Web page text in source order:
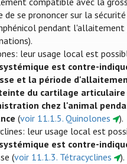
de se prononcer sur la
pendant l'allaitement
leur usage local est
est contre-
et la période
du cartilage articulaire
chez l'animal
(voir 11.1.5. Quinolones
).
leur usage local est
est contre-
(voir 11.1.3. Tétracyclines ).